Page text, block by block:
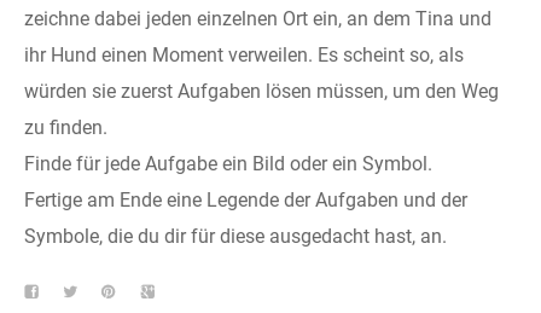
zeichne dabei jeden einzelnen Ort ein, an dem Tina und
ihr Hund einen Moment verweilen. Es scheint so, als
würden sie zuerst Aufgaben lösen müssen, um den Weg
zu finden.
Finde für jede Aufgabe ein Bild oder ein Symbol.
Fertige am Ende eine Legende der Aufgaben und der
Symbole, die du dir für diese ausgedacht hast, an.